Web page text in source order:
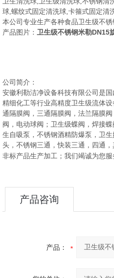
球,螺纹式固定清洗球,卡箍式固定清
本公司专业生产各种食品卫生级不
产品图片： 卫生级不锈钢米勒DN15
公司简介：
安徽利勒洁净设备科技有限公司 是
精细化工等行业高精度卫生级流体设
通隔膜阀，三通隔膜阀，法兰隔膜阀
阀，电动球阀 ； 卫生级蝶阀 ， 焊接蝶
生自吸泵，不锈钢酒精防爆泵，卫
头，不锈钢三通，快装三通，四通
非标产品生产加工 ； 我们竭诚为您服
产品咨询
产品：